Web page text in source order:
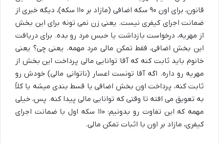
قانون، برای اون ۹۰ سکه اضافی (مازاد بر ۱۱۰ سکه)، دیگه خبری از
ضمانت اجرای کیفری نیست. یعنی زن نمی تونه برای این بخش
از مهریه، درخواست بازداشت یا حبس مرد رو بده. برای دریافت
این بخش اضافی، فقط تمکن مالی مرد مهمه. یعنی چی؟ یعنی
خانوم باید ثابت کنه که آقا توانایی مالی پرداخت این بخش از
مهریه رو داره. اگه آقا تونست اعسار (ناتوانی مالی) خودش رو
ثابت کنه، پرداخت اون بخش اضافی یا قسط بندی میشه یا کلاً
به تعویق می افته تا وقتی که توانایی مالی پیدا کنه. پس، خیلی
مهمه که این تفاوت رو بدونیم: ۱۱۰ سکه اول با ضمانت اجرای
کیفری، مازاد بر اون با اثبات تمکن مالی.